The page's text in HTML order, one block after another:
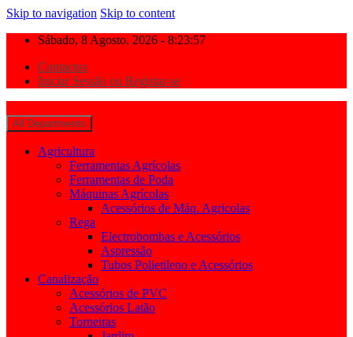
Skip to navigation Skip to content
Sábado, 8 Agosto, 2026 - 8:23:57
Contactos
Iniciar Sessão ou Registar-se
All Departments
Agricultura
Ferramentas Agrícolas
Ferramentas de Poda
Máquinas Agrícolas
Acessórios de Máq. Agricolas
Rega
Electrobombas e Acessórios
Aspressão
Tubos Polietileno e Acessórios
Canalização
Acessórios de PVC
Acessórios Latão
Torneiras